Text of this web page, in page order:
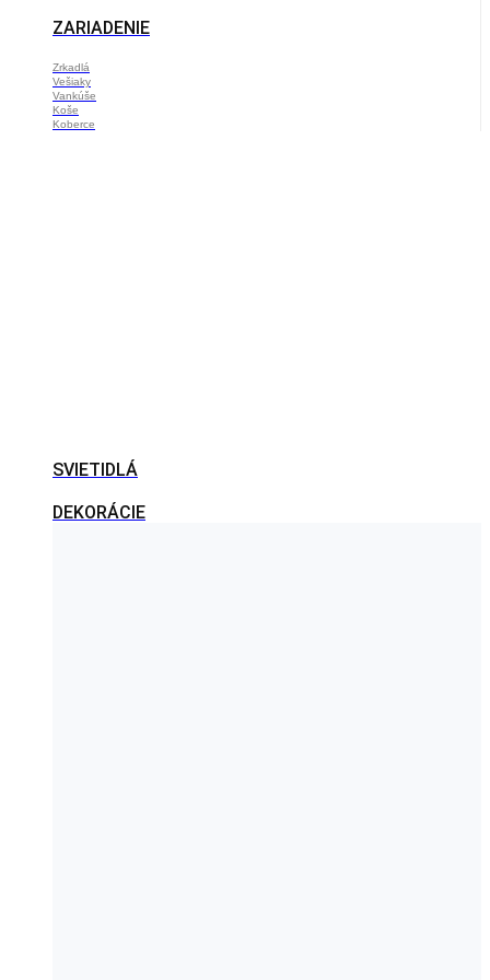
ZARIADENIE
Zrkadlá
Vešiaky
Vankúše
Koše
Koberce
SVIETIDLÁ
DEKORÁCIE